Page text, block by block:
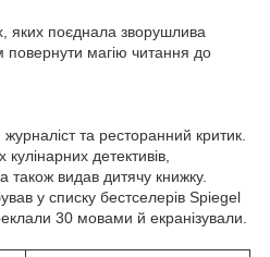
яких поєднала зворушлива
магію читання до
та ресторанний критик.
детективів,
також видав дитячу книжку.
у списку бестселерів Spiegel
30 мовами й екранізували.